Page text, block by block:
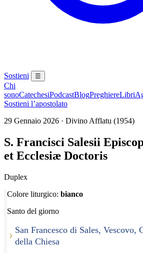
Sostieni ☰
Chi
sonoCatechesiPodcastBlogPreghiereLibri
Sostieni l’apostolato
29 Gennaio 2026 · Divino Afflatu (1954)
S. Francisci Salesii
et Ecclesiæ Doctoris
Duplex
Colore liturgico: bianco
Santo del giorno
San Francesco di Sales, Vescovo,
della Chiesa